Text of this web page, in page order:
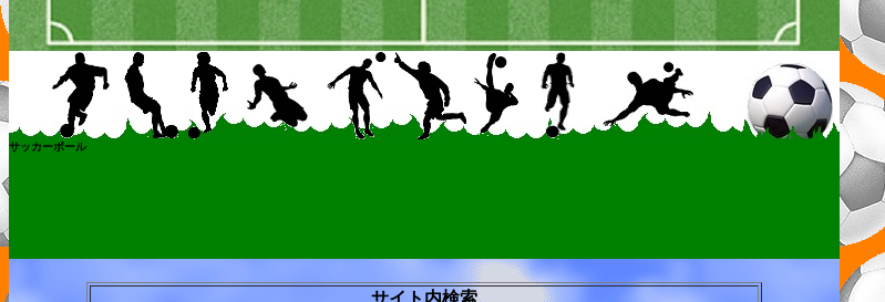
サッカーボール
サイト内検索